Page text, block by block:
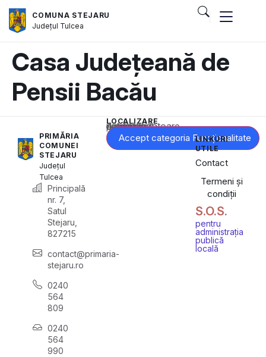
COMUNA STEJARU
Județul Tulcea
Casa Județeană de
Pensii Bacău
PRIMĂRIA
COMUNEI
STEJARU
Județul
Tulcea
Principală
nr. 7,
Satul
Stejaru,
827215
contact@primaria-
stejaru.ro
0240
564
809
0240
564
990
LOCALIZARE
Acest conținut este blocat până când acceptați categoria corespunzătoare de cookie-uri.
Accept categoria Funcționalitate
LINKURI
UTILE
Contact
Termeni și
condiții
S.O.S.
pentru
administrația
publică
locală